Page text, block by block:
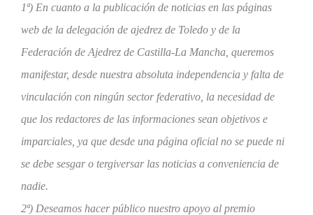
1ª) En cuanto a la publicación de noticias en las páginas
web de la delegación de ajedrez de Toledo y de la
Federación de Ajedrez de Castilla-La Mancha, queremos
manifestar, desde nuestra absoluta independencia y falta de
vinculación con ningún sector federativo, la necesidad de
que los redactores de las informaciones sean objetivos e
imparciales, ya que desde una página oficial no se puede ni
se debe sesgar o tergiversar las noticias a conveniencia de
nadie.
2ª) Deseamos hacer público nuestro apoyo al premio